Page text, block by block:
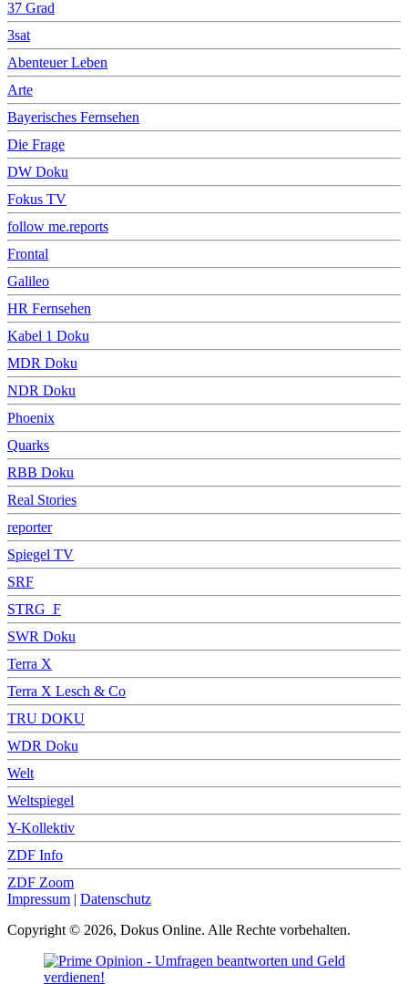
37 Grad
3sat
Abenteuer Leben
Arte
Bayerisches Fernsehen
Die Frage
DW Doku
Fokus TV
follow me.reports
Frontal
Galileo
HR Fernsehen
Kabel 1 Doku
MDR Doku
NDR Doku
Phoenix
Quarks
RBB Doku
Real Stories
reporter
Spiegel TV
SRF
STRG_F
SWR Doku
Terra X
Terra X Lesch & Co
TRU DOKU
WDR Doku
Welt
Weltspiegel
Y-Kollektiv
ZDF Info
ZDF Zoom
Impressum | Datenschutz
Copyright © 2026, Dokus Online. Alle Rechte vorbehalten.